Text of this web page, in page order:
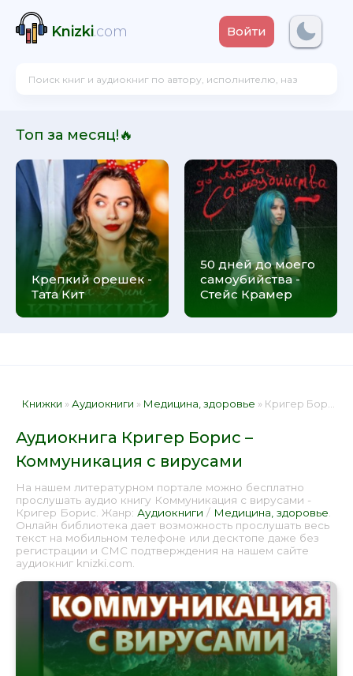
Knizki.com Войти
Топ за месяц!🔥
Крепкий орешек -
Тата Кит
50 дней до моего
самоубийства -
Стейс Крамер
Книжки »Аудиокниги » Медицина, здоровье » Кригер Борис – Коммуникация с вирусами 📕 - Книга онлайн бесплатно
Аудиокнига Кригер Борис –
Коммуникация с вирусами
На нашем литературном портале можно бесплатно
прослушать аудио книгу Коммуникация с вирусами -
Кригер Борис. Жанр: Аудиокниги / Медицина, здоровье
Онлайн библиотека дает возможность прослушать весь
текст на мобильном телефоне или десктопе даже без
регистрации и СМС подтверждения на нашем сайте
аудиокниг knizki.com.